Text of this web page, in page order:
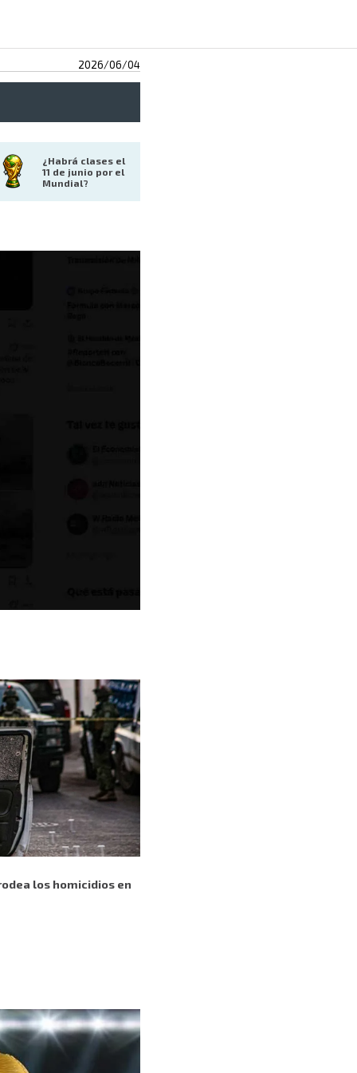
2026/06/04
¿Habrá clases el
11 de junio por el
Mundial?
los homicidios en